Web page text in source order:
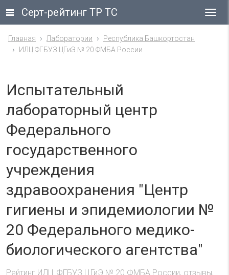
Серт-рейтинг ТР ТС
Главная Лаборатории
Республика Башкортостан
ИЛЦ ФГБУЗ ЦГиЭ № 20 ФМБА России
Испытательный
лабораторный центр
Федерального
государственного
учреждения
здравоохранения "Центр
гигиены и эпидемиологии №
20 Федерального медико-
биологического агентства"
Рейтинг ИЛЦ ФГБУЗ ЦГиЭ № 20 ФМБА России, отзывы,